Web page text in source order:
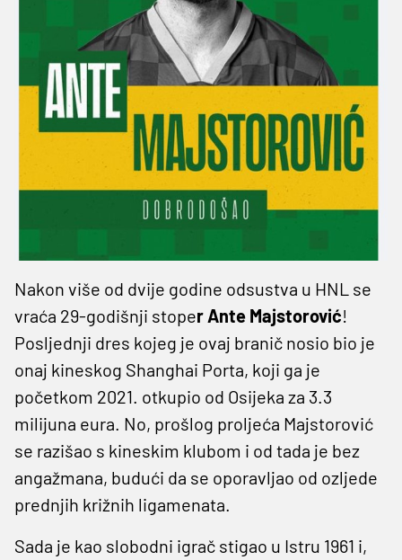
Nakon više od dvije godine odsustva u HNL se
vraća 29-godišnji stoper Ante Majstorović!
Posljednji dres kojeg je ovaj branič nosio bio je
onaj kineskog Shanghai Porta, koji ga je
početkom 2021. otkupio od Osijeka za 3.3
milijuna eura. No, prošlog proljeća Majstorović
se razišao s kineskim klubom i od tada je bez
angažmana, budući da se oporavljao od ozljede
prednjih križnih ligamenata.
Sada je kao slobodni igrač stigao u Istru 1961 i,